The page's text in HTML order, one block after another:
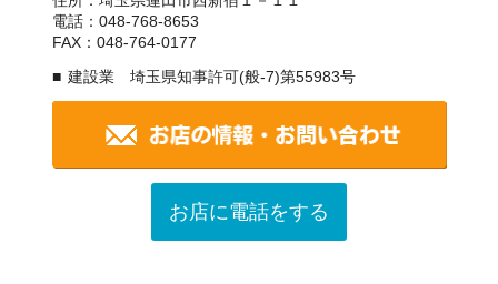
電話：048-768-8653
FAX：048-764-0177
建設業 埼玉県知事許可(般-7)第55983号
お店に電話をする